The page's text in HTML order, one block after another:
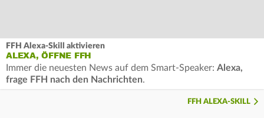
FFH Alexa-Skill aktivieren
ALEXA, ÖFFNE FFH
Immer die neuesten News auf dem Smart-Speaker: Alexa,
frage FFH nach den Nachrichten.
FFH ALEXA-SKILL